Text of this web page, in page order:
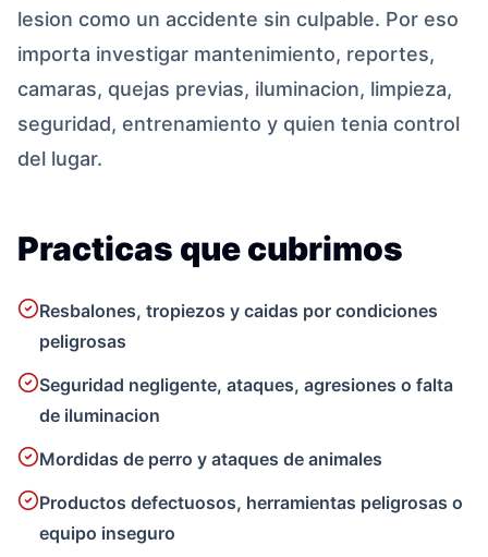
lesion como un accidente sin culpable. Por eso
importa investigar mantenimiento, reportes,
camaras, quejas previas, iluminacion, limpieza,
seguridad, entrenamiento y quien tenia control
del lugar.
Practicas que cubrimos
Resbalones, tropiezos y caidas por condiciones
peligrosas
Seguridad negligente, ataques, agresiones o falta
de iluminacion
Mordidas de perro y ataques de animales
Productos defectuosos, herramientas peligrosas o
equipo inseguro